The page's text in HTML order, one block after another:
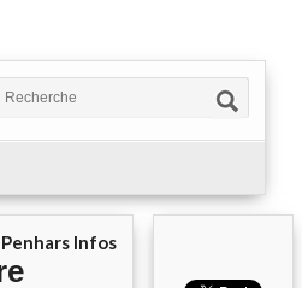
Penhars Infos